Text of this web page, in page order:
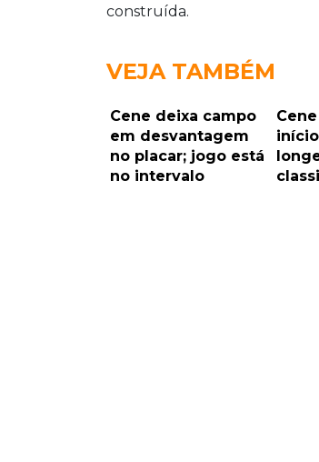
construída.
VEJA TAMBÉM
Cene deixa campo
em desvantagem
no placar; jogo está
no intervalo